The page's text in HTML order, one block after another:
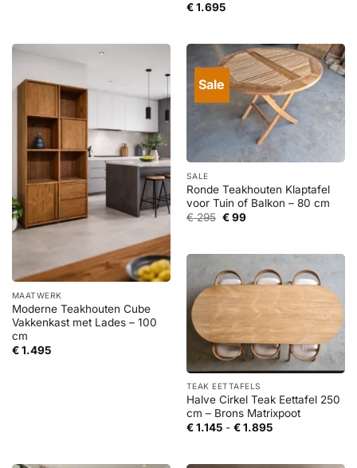
€1.695
MAATWERK
Moderne Teakhouten Cube
Vakkenkast met Lades – 100
cm
€1.495
Sale
SALE
Ronde Teakhouten Klaptafel
voor Tuin of Balkon – 80 cm
€295 Oorspronkelijke
€99Huidige
TEAK EETTAFELS
Halve Cirkel Teak Eettafel 250
cm – Brons Matrixpoot
€1.145 - €1.895Prijsklasse: